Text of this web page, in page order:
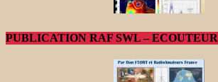
PUBLICATION RAF SWL – ECOUTEUR